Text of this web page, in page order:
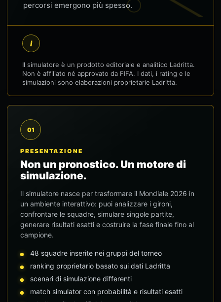
percorsi emergono più spesso.
i
Il simulatore è un prodotto editoriale e analitico Ladritta.
Non è affiliato né approvato da FIFA. I dati, i rating e le
simulazioni sono elaborazioni proprietarie Ladritta.
01
PRESENTAZIONE
Non un pronostico. Un motore di
simulazione.
Il simulatore nasce per trasformare il Mondiale 2026 in
un ambiente interattivo: puoi analizzare i gironi,
confrontare le squadre, simulare singole partite,
generare risultati esatti e costruire la fase finale fino al
campione.
48 squadre inserite nei gruppi del torneo
ranking proprietario basato sui dati Ladritta
scenari di simulazione differenti
match simulator con probabilità e risultati esatti